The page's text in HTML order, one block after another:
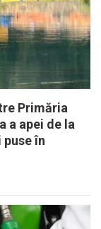
Primăria
a apei de la
în